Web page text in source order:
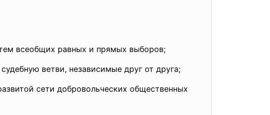
всеобщих равных и прямых выборов;
ветви, независимые друг от друга;
сети добровольческих общественных